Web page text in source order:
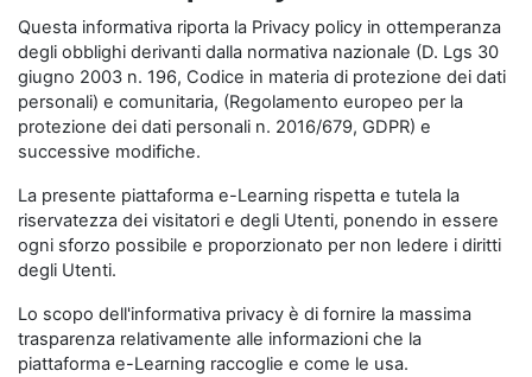
Questa informativa riporta la Privacy policy in ottemperanza
degli obblighi derivanti dalla normativa nazionale (D. Lgs 30
giugno 2003 n. 196, Codice in materia di protezione dei dati
personali) e comunitaria, (Regolamento europeo per la
protezione dei dati personali n. 2016/679, GDPR) e
successive modifiche.
La presente piattaforma e-Learning rispetta e tutela la
riservatezza dei visitatori e degli Utenti, ponendo in essere
ogni sforzo possibile e proporzionato per non ledere i diritti
degli Utenti.
Lo scopo dell'informativa privacy è di fornire la massima
trasparenza relativamente alle informazioni che la
piattaforma e-Learning raccoglie e come le usa.